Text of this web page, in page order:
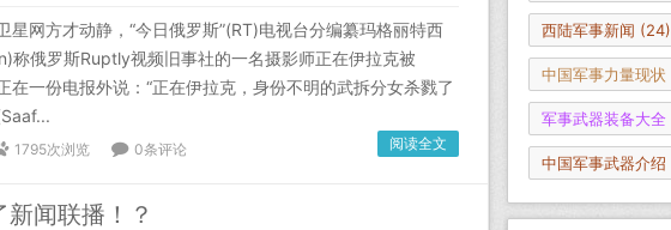
网方才动静，“今日俄罗斯”(RT)电视台分编纂玛格丽特西
称俄罗斯Ruptly视频旧事社的一名摄影师正在伊拉克被
份电报外说：“正在伊拉克，身份不明的武拆分女杀戮了
1795次浏览 0条评论 阅读全文
闻联播！？
西陆军事新闻 (24)
中国军事力量现状
军事武器装备大全
中国军事武器介绍